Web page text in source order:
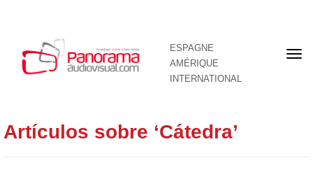
ESPAGNE
AMÉRIQUE
INTERNATIONAL
Artículos sobre ‘Cátedra’